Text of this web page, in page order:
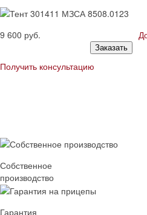
9 600 руб.
Заказать
Получить консультацию
Собственное
производство
Гарантия